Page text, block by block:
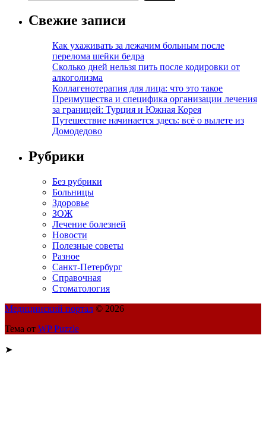
Свежие записи
Как ухаживать за лежачим больным после
перелома шейки бедра
Сколько дней нельзя пить после кодировки от
алкоголизма
Коллагенотерапия для лица: что это такое
Преимущества и специфика организации лечения
за границей: Турция и Южная Корея
Путешествие начинается здесь: всё о вылете из
Домодедово
Рубрики
Без рубрики
Больницы
Здоровье
ЗОЖ
Лечение болезней
Новости
Полезные советы
Разное
Санкт-Петербург
Справочная
Стоматология
Медицинский портал © 2026
Тема от WP Puzzle
➤